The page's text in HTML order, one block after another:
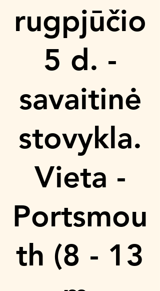
rugpjūčio
5 d. -
savaitinė
stovykla.
Vieta -
Portsmou
th (8 - 13